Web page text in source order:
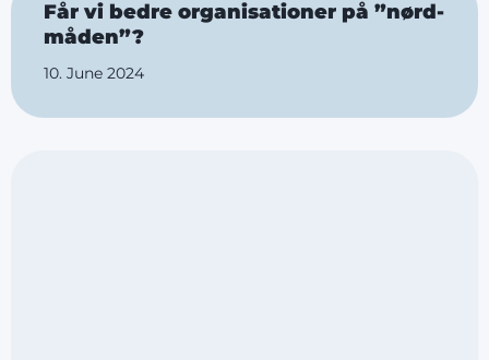
Får vi bedre organisationer på ”nørd-
måden”?
10. June 2024